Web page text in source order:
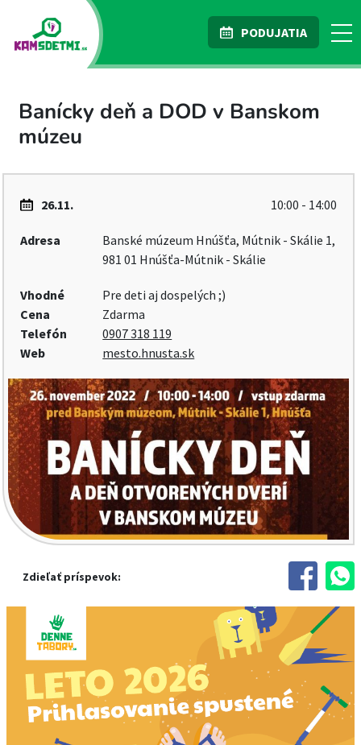
PODUJATIA
Banícky deň a DOD v Banskom
múzeu
26.11. 10:00 - 14:00
Adresa
Banské múzeum Hnúšťa, Mútnik - Skálie 1,
981 01 Hnúšťa-Mútnik - Skálie
Vhodné
Pre deti aj dospelých ;)
Cena
Zdarma
Telefón
0907 318 119
Web
mesto.hnusta.sk
Zdieľať príspevok: